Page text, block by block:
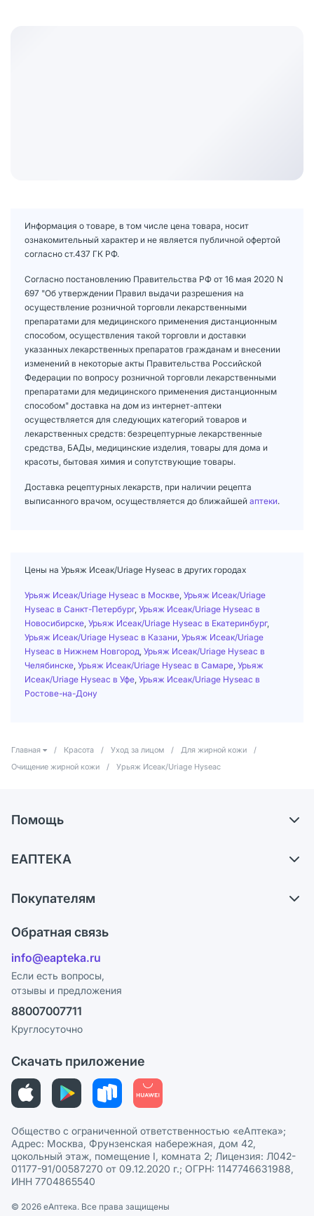
Информация о товаре, в том числе цена товара, носит
ознакомительный характер и не является публичной офертой
согласно ст.437 ГК РФ.
Согласно постановлению Правительства РФ от 16 мая 2020 N
697 "Об утверждении Правил выдачи разрешения на
осуществление розничной торговли лекарственными
препаратами для медицинского применения дистанционным
способом, осуществления такой торговли и доставки
указанных лекарственных препаратов гражданам и внесении
изменений в некоторые акты Правительства Российской
Федерации по вопросу розничной торговли лекарственными
препаратами для медицинского применения дистанционным
способом" доставка на дом из интернет-аптеки
осуществляется для следующих категорий товаров и
лекарственных средств: безрецептурные лекарственные
средства, БАДы, медицинские изделия, товары для дома и
красоты, бытовая химия и сопутствующие товары.
Доставка рецептурных лекарств, при наличии рецепта
выписанного врачом, осуществляется до ближайшей аптеки.
Цены на Урьяж Исеак/Uriage Hyseac в других городах
Урьяж Исеак/Uriage Hyseac в Москве Урьяж Исеак/Uriage
Hyseac в Санкт-Петербург, Урьяж Исеак/Uriage Hyseac в
Новосибирске Урьяж Исеак/Uriage Hyseac в Екатеринбург,
Урьяж Исеак/Uriage Hyseac в Казани Урьяж Исеак/Uriage
Hyseac в Нижнем Новгород Урьяж Исеак/Uriage Hyseac в
Челябинске Урьяж Исеак/Uriage Hyseac в Самаре Урьяж
Исеак/Uriage Hyseac в Уфе Урьяж Исеак/Uriage Hyseac в
Ростове-на-Дону
Главная / Красота / Уход за лицом / Для жирной кожи
/
Очищение жирной кожи
/ Урьяж Исеак/Uriage Hyseac
Помощь
Самовывоз из аптек
Ответы на вопросы
Блог
ЕАПТЕКА
Карьера
Поставщики
Лицензия
Реклама на сайте
Ваши товары на ЕАПТЕКЕ
Покупателям
Программа СберСпасибо
Политика конфиденциальности
Пользовательское соглашение
Политика рекомендаций
Этика и соответствие
Политика в отношении обработки персональных данных
Обратная связь
info@eapteka.ru
Если есть вопросы,
отзывы и предложения
88007007711
Круглосуточно
Скачать приложение
Общество с ограниченной ответственностью «еАптека»;
Адрес: Москва, Фрунзенская набережная, дом 42,
цокольный этаж, помещение I, комната 2; Лицензия: Л042-
01177-91/00587270 от 09.12.2020 г.; ОГРН: 1147746631988,
ИНН 7704865540
© 2026 eАптека. Все права защищены